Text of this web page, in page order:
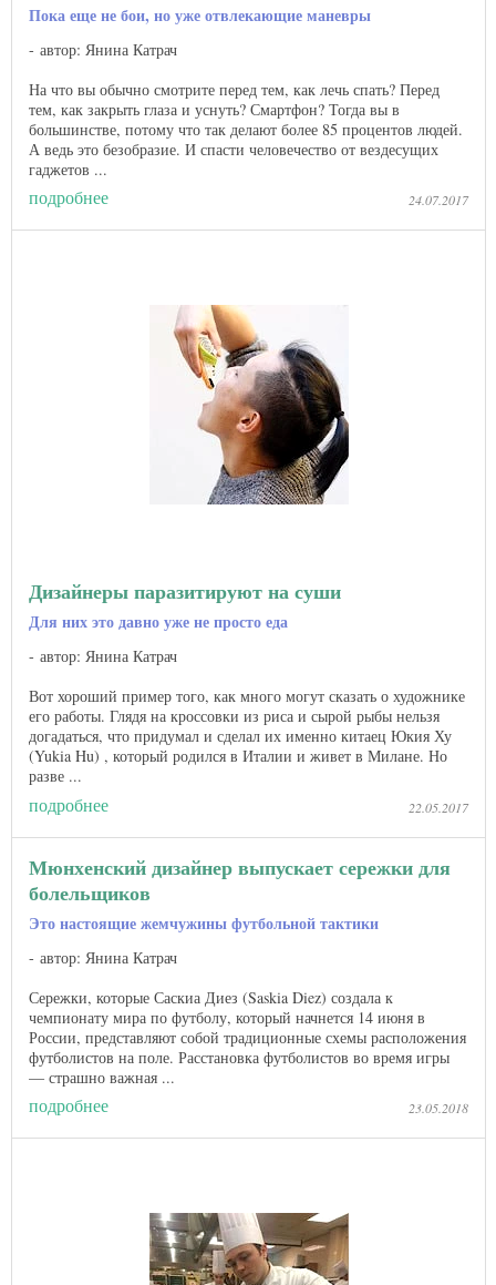
Пока еще не бои, но уже отвлекающие маневры
автор: Янина Катрач
На что вы обычно смотрите перед тем, как лечь спать? Перед
тем, как закрыть глаза и уснуть? Смартфон? Тогда вы в
большинстве, потому что так делают более 85 процентов людей.
А ведь это безобразие. И спасти человечество от вездесущих
гаджетов ...
подробнее 24.07.2017
Дизайнеры паразитируют на суши
Для них это давно уже не просто еда
автор: Янина Катрач
Вот хороший пример того, как много могут сказать о художнике
его работы. Глядя на кроссовки из риса и сырой рыбы нельзя
догадаться, что придумал и сделал их именно китаец Юкия Ху
(Yukia Hu) , который родился в Италии и живет в Милане. Но
разве ...
подробнее 22.05.2017
Мюнхенский дизайнер выпускает сережки для
болельщиков
Это настоящие жемчужины футбольной тактики
автор: Янина Катрач
Сережки, которые Саскиа Диез (Saskia Diez) создала к
чемпионату мира по футболу, который начнется 14 июня в
России, представляют собой традиционные схемы расположения
футболистов на поле. Расстановка футболистов во время игры
— страшно важная ...
подробнее 23.05.2018